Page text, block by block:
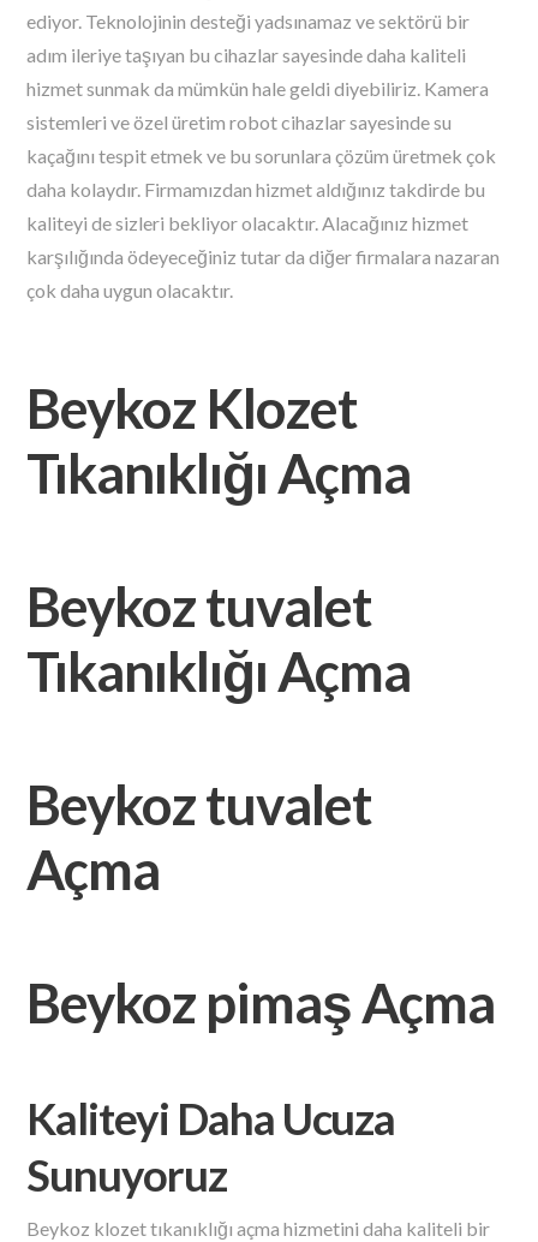
ediyor. Teknolojinin desteği yadsınamaz ve sektörü bir
adım ileriye taşıyan bu cihazlar sayesinde daha kaliteli
hizmet sunmak da mümkün hale geldi diyebiliriz. Kamera
sistemleri ve özel üretim robot cihazlar sayesinde su
kaçağını tespit etmek ve bu sorunlara çözüm üretmek çok
daha kolaydır. Firmamızdan hizmet aldığınız takdirde bu
kaliteyi de sizleri bekliyor olacaktır. Alacağınız hizmet
karşılığında ödeyeceğiniz tutar da diğer firmalara nazaran
çok daha uygun olacaktır.
Beykoz Klozet
Tıkanıklığı Açma
Beykoz tuvalet
Tıkanıklığı Açma
Beykoz tuvalet
Açma
Beykoz pimaş Açma
Kaliteyi Daha Ucuza
Sunuyoruz
Beykoz klozet tıkanıklığı açma hizmetini daha kaliteli bir